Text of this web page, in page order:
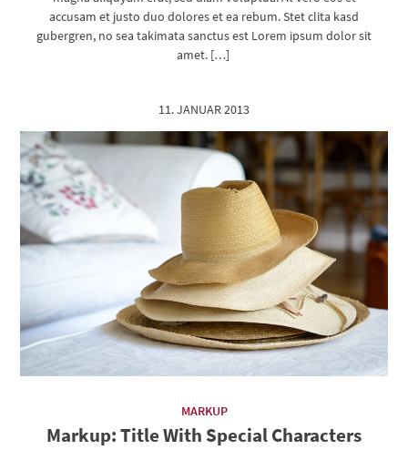
accusam et justo duo dolores et ea rebum. Stet clita kasd
gubergren, no sea takimata sanctus est Lorem ipsum dolor sit
amet. […]
11. JANUAR 2013
MARKUP
Markup: Title With Special Characters